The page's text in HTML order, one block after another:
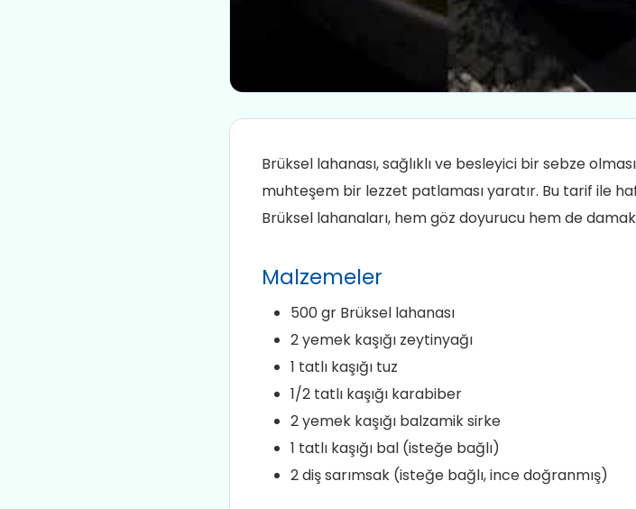
Brüksel lahanası, sağlıklı ve besleyici bir sebze
muhteşem bir lezzet patlaması yaratır. Bu tarif ile
Brüksel lahanaları, hem göz doyurucu hem de
Malzemeler
500 gr Brüksel lahanası
2 yemek kaşığı zeytinyağı
1 tatlı kaşığı tuz
1/2 tatlı kaşığı karabiber
2 yemek kaşığı balzamik sirke
1 tatlı kaşığı bal (isteğe bağlı)
2 diş sarımsak (isteğe bağlı, ince doğranmış)